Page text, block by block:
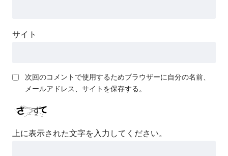
サイト
次回のコメントで使用するためブラウザーに自分の名前、
メールアドレス、サイトを保存する。
上に表示された文字を入力してください。